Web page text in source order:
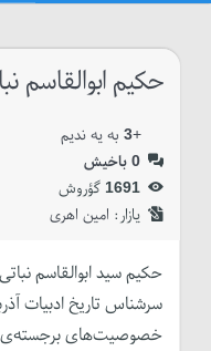
حکیم ابوالقاسم
+
3به یه ندیم
0باخیش
1691گؤروش
یازار:‌ امین اهری
حکیم سید ابوالقاسم
سرشناس تاریخ ادبیات
خصوصیت‌های برجسته‌ی